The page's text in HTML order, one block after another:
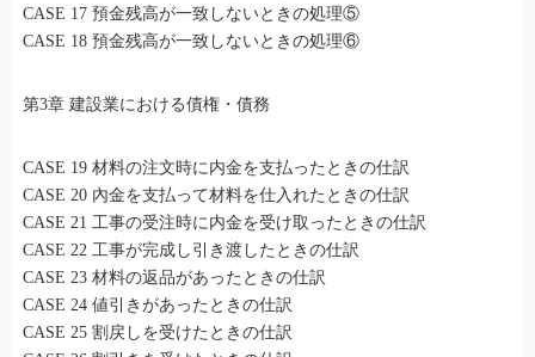
CASE 17 預金残高が一致しないときの処理⑤
CASE 18 預金残高が一致しないときの処理⑥
第3章 建設業における債権・債務
CASE 19 材料の注文時に内金を支払ったときの仕訳
CASE 20 內金を支払って材料を仕入れたときの仕訳
CASE 21 工事の受注時に内金を受け取ったときの仕訳
CASE 22 工事が完成し引き渡したときの仕訳
CASE 23 材料の返品があったときの仕訳
CASE 24 値引きがあったときの仕訳
CASE 25 割戻しを受けたときの仕訳